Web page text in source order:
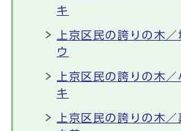
キ
上京区民の誇りの木
ウ
上京区民の誇りの木
キ
上京区民の誇りの木